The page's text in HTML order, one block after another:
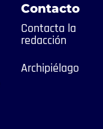
Contacto
Contacta la
redacción
Archipiélago